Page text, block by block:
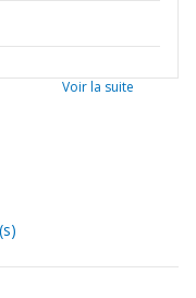
Voir la suite